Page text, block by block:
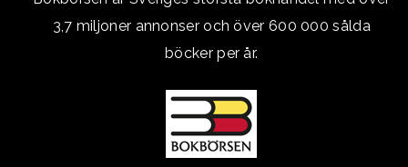
3,7 miljoner annonser och över 600 000 sålda
böcker per år.